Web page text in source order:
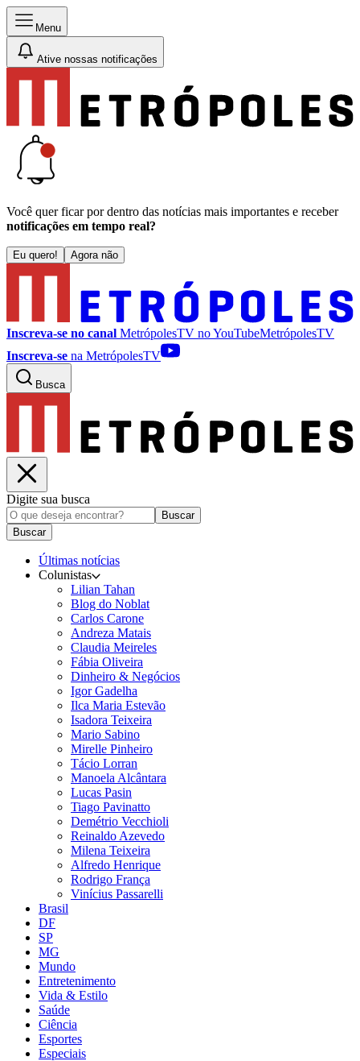
Menu
Ative nossas notificações
Você quer ficar por dentro das notícias mais importantes e receber
notificações em tempo real?
Eu quero! Agora não
Inscreva-se no canal MetrópolesTV noYouTubeMetrópolesTV
Inscreva-se na MetrópolesTV
Busca
Digite sua busca
Buscar
Buscar
Últimas notícias
Colunistas
Lilian Tahan
Blog do Noblat
Carlos Carone
Andreza Matais
Claudia Meireles
Fábia Oliveira
Dinheiro & Negócios
Igor Gadelha
Ilca Maria Estevão
Isadora Teixeira
Mario Sabino
Mirelle Pinheiro
Tácio Lorran
Manoela Alcântara
Lucas Pasin
Tiago Pavinatto
Demétrio Vecchioli
Reinaldo Azevedo
Milena Teixeira
Alfredo Henrique
Rodrigo França
Vinícius Passarelli
Brasil
DF
SP
MG
Mundo
Entretenimento
Vida & Estilo
Saúde
Ciência
Esportes
Especiais